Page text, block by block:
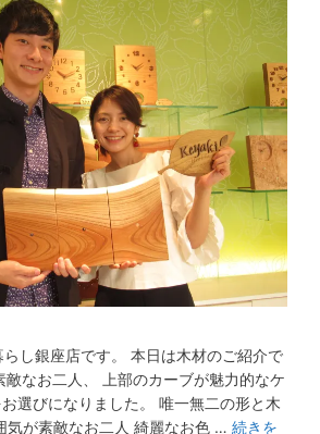
し銀座店です。 本日は木材のご紹介で
なお二人、 上部のカーブが魅力的なケ
選びになりました。 唯一無二の形と木
が素敵なお二人 綺麗なお色 … 続きを